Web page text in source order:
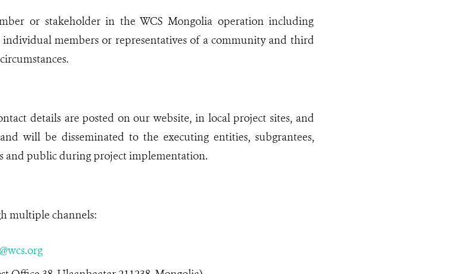
or stakeholder in the WCS Mongolia operation including
members or representatives of a community and third
details are posted on our website, in local project sites, and
will be disseminated to the executing entities, subgrantees,
and public during project implementation.
multiple channels: